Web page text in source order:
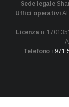
Sede legale
Uffici operativi Al
Licenzan.
Telefono +971